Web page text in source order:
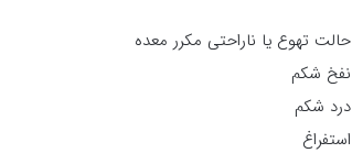
حالت تهوع یا ناراحتی مکرر معده
نفخ شکم
درد شکم
استفراغ